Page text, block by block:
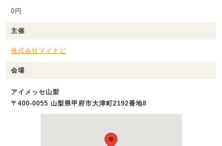
0円
主催
株式会社マイナビ
会場
アイメッセ山梨
〒400-0055 山梨県甲府市大津町2192番地8